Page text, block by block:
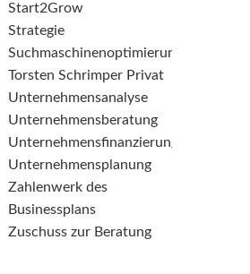
Start2Grow
Strategie
Suchmaschinenoptimierung
Torsten Schrimper Privat
Unternehmensanalyse
Unternehmensberatung
Unternehmensfinanzierung
Unternehmensplanung
Zahlenwerk des
Businessplans
Zuschuss zur Beratung